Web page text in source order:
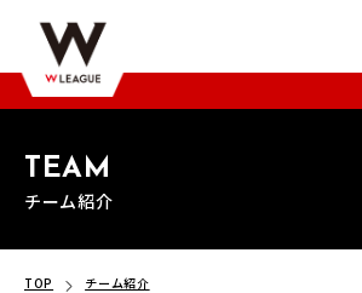
TEAM
チーム紹介
TOP チーム紹介